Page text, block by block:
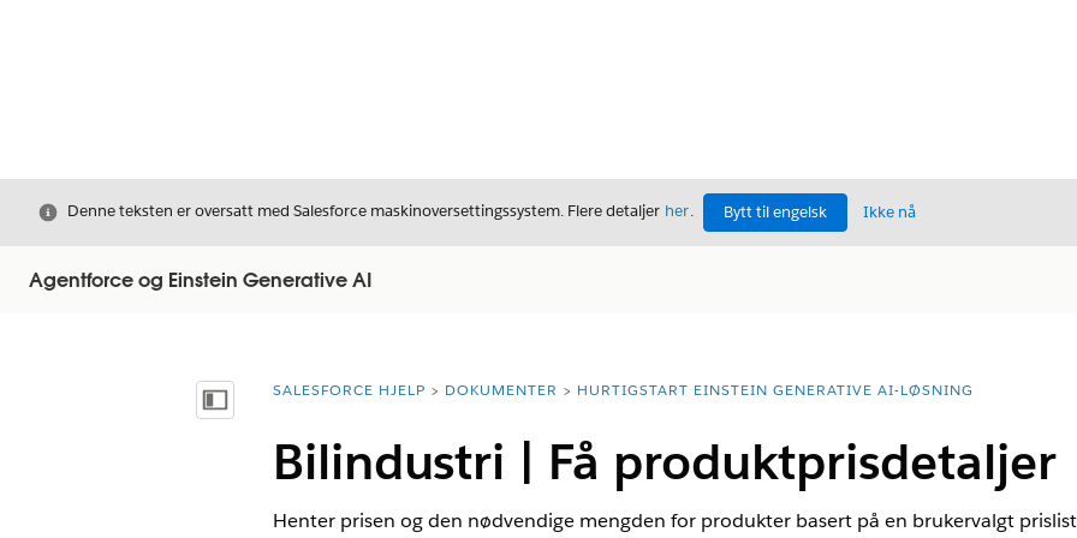
Avslutt
Denne teksten er oversatt med Salesforce maskinoversettingssystem. Flere detaljer her. Bytt til engelsk Ikke nå
Agentforce og Einstein Generative AI
Vis innholdsfortegnelse
Du er her:
SALESFORCE HJELP DOKUMENTER HURTIGSTART EINSTEIN GENERATIVE AI-LØSNING
Bilindustri | Få produktprisdetaljer
Henter prisen og den nødvendige mengden for produkter basert på en brukervalgt